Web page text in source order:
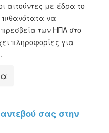
αιτούντες με έδρα το
να
των ΗΠΑ στο
πληροφορίες για
σας στην